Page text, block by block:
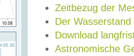
Zeitbezug der
Der Wasserstand
Download
Astronomische